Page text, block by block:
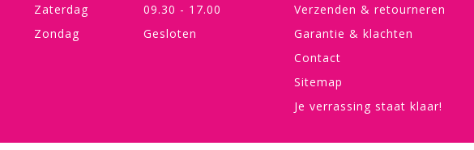
Zaterdag
09.30 - 17.00
Zondag
Gesloten
Verzenden & retourneren
Garantie & klachten
Contact
Sitemap
Je verrassing staat klaar!